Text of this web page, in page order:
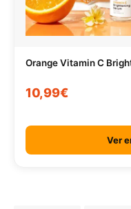
Orange Vitamin C
10,99€
Ver